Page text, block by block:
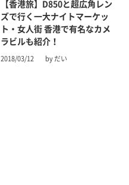
【香港旅】D850と超広角レン
ズで行く一大ナイトマーケッ
ト・女人街 香港で有名なカメ
ラビルも紹介！
2018/03/12 by だい